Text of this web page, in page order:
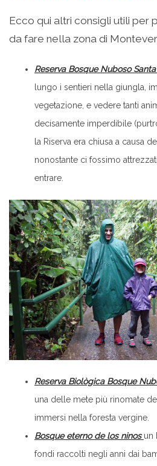
Ecco qui altri consigli utili per
da fare nella zona di
Reserva Bosque Nuboso
lungo i sentieri nella giungla,
vegetazione, e vedere tanti
decisamente imperdibile
la Riserva era chiusa a causa
nonostante ci fossimo
entrare.
Reserva Biològica Bosque
una delle mete più rinomate
immersi nella foresta vergine.
Bosque eterno de los ninosun
fondi raccolti negli anni dai